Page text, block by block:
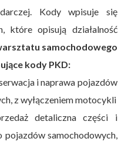
Kody wpisuje się
które opisują działalność
samochodowego
kody PKD:
i naprawa pojazdów
z wyłączeniem motocykli
detaliczna części i
pojazdów samochodowych,